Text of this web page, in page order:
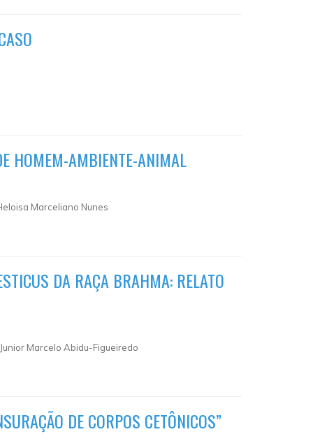
HOMEM-AMBIENTE-ANIMAL
Marceliano Nunes
DA RAÇA BRAHMA: RELATO
Marcelo Abidu-Figueiredo
DE CORPOS CETÔNICOS”